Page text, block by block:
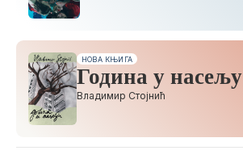
НОВА КЊИГА
Година у насељу
Владимир Стојнић